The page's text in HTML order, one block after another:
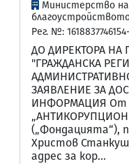
Министерство
Рег. №:
ДО ДИРЕКТОРА НА
"ГРАЖДАНСКА
ЗАЯВЛЕНИЕ ЗА
ИНФОРМАЦИЯ От
(„Фондацията“),
Христов
адрес за кор...